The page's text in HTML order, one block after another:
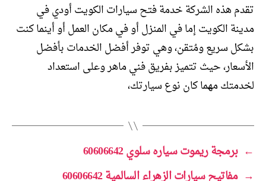
تقدم هذه الشركة خدمة فتح سيارات الكويت أودي في
مدينة الكويت إما في المنزل أو في مكان العمل أو أينما كنت
بشكل سريع ومُتقن، وهي توفر أفضل الخدمات بأفضل
الأسعار، حيث تتميز بفريق فني ماهر وعلى استعداد
لخدمتك مهما كان نوع سيارتك،
← برمجة ريموت سياره سلوي 60606642
→ مفاتيح سيارات الزهراء السالمية 60606642